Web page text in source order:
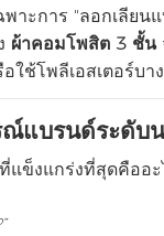
พาะการ "ลอกเลีย
ผ้าคอมโพสิต 3 ชั้น
ช้โพลีเอสเตอร์บา
ณ์แบรนด์ระดับ
ข็งแกร่งที่สุดคืออะ